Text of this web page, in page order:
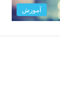
آموزش